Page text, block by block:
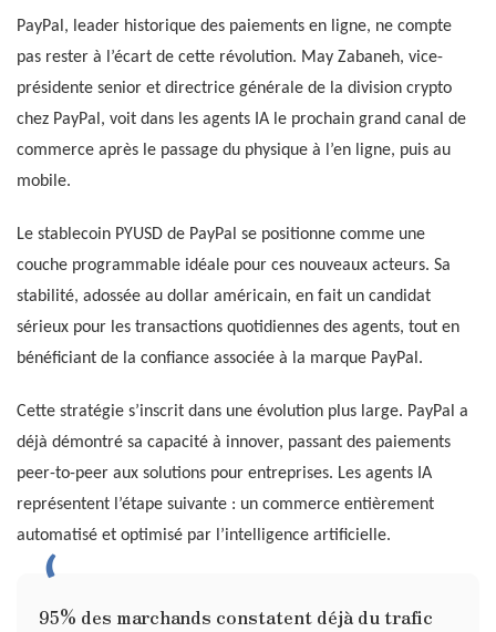
PayPal, leader historique des paiements en ligne, ne compte
pas rester à l’écart de cette révolution. May Zabaneh, vice-
présidente senior et directrice générale de la division crypto
chez PayPal, voit dans les agents IA le prochain grand canal de
commerce après le passage du physique à l’en ligne, puis au
mobile.
Le stablecoin PYUSD de PayPal se positionne comme une
couche programmable idéale pour ces nouveaux acteurs. Sa
stabilité, adossée au dollar américain, en fait un candidat
sérieux pour les transactions quotidiennes des agents, tout en
bénéficiant de la confiance associée à la marque PayPal.
Cette stratégie s’inscrit dans une évolution plus large. PayPal a
déjà démontré sa capacité à innover, passant des paiements
peer-to-peer aux solutions pour entreprises. Les agents IA
représentent l’étape suivante : un commerce entièrement
automatisé et optimisé par l’intelligence artificielle.
95% des marchands constatent déjà du trafic